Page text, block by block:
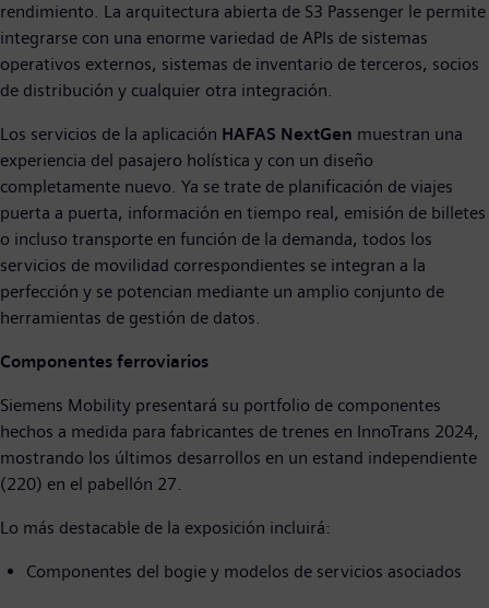
rendimiento. La arquitectura abierta de S3 Passenger le permite
integrarse con una enorme variedad de APIs de sistemas
operativos externos, sistemas de inventario de terceros, socios
de distribución y cualquier otra integración.
Los servicios de la aplicación HAFAS NextGen muestran una
experiencia del pasajero holística y con un diseño
completamente nuevo. Ya se trate de planificación de viajes
puerta a puerta, información en tiempo real, emisión de billetes
o incluso transporte en función de la demanda, todos los
servicios de movilidad correspondientes se integran a la
perfección y se potencian mediante un amplio conjunto de
herramientas de gestión de datos.
Componentes ferroviarios
Siemens Mobility presentará su portfolio de componentes
hechos a medida para fabricantes de trenes en InnoTrans 2024,
mostrando los últimos desarrollos en un estand independiente
(220) en el pabellón 27.
Lo más destacable de la exposición incluirá:
Componentes del bogie y modelos de servicios asociados